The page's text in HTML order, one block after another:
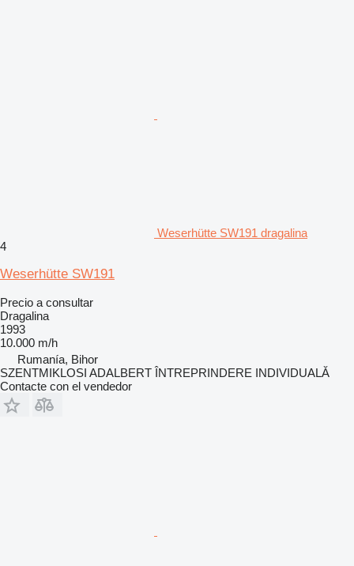
Weserhütte SW191 dragalina
4
Weserhütte SW191
Precio a consultar
Dragalina
1993
10.000 m/h
Rumanía, Bihor
SZENTMIKLOSI ADALBERT ÎNTREPRINDERE INDIVIDUALĂ
Contacte con el vendedor